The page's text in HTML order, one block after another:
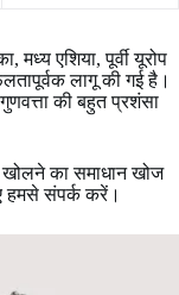
मध्य एशिया, पूर्वी यूरोप
लागू की गई है।
की बहुत प्रशंसा
का समाधान खोज
हमसे संपर्क करें।